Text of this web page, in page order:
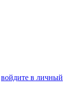
войдите в личный